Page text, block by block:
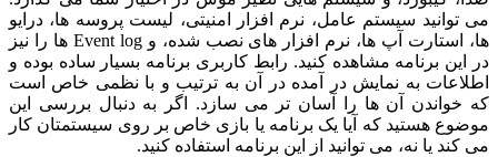
می توانید سیستم عامل، نرم افزار امنیتی، لیست پروسه ها، درایو
ها، استارت آپ ها، نرم افزار های نصب شده، و Event log ها را نیز
در این برنامه مشاهده کنید. رابط کاربری برنامه بسیار ساده بوده و
اطلاعات به نمایش در آمده در آن به ترتیب و با نظمی خاص است
که خواندن آن ها را آسان تر می سازد. اگر به دنبال بررسی این
موضوع هستید که آیا یک برنامه یا بازی خاص بر روی سیستمتان کار
می کند یا نه، می توانید از این برنامه استفاده کنید.